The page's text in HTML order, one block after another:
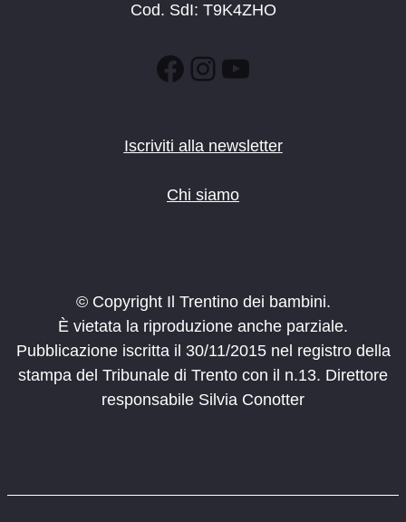
Cod. SdI: T9K4ZHO
Facebook
Instagram
YouTube
Iscriviti alla newsletter
Chi siamo
© Copyright Il Trentino dei bambini.
È vietata la riproduzione anche parziale.
Pubblicazione iscritta il 30/11/2015 nel registro della
stampa del Tribunale di Trento con il n.13. Direttore
responsabile Silvia Conotter